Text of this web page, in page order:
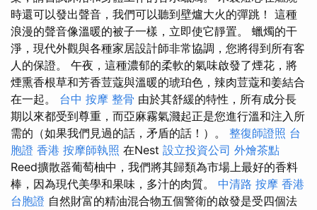
時還可以發出聲音，我們可以聽到壁爐大火的彈跳！ 這種
浪漫的聲音像溫暖的被子一樣，立即使它靜置。 蠟燭的干
淨，現代外觀與各種家居設計師非常協調，您將得到所有客
人的保證。 午夜，這種濃郁的柔軟的氣味啟發了煙花，將
煙熏香根草和芳香荳蔻與溫暖的琥珀色，辣肉荳蔻和姜結合
在一起。 台中 按摩 整骨 由於其舒緩的特性，所有成分長
期以來都受到尊重，而亞麻霧氣濺起正是您進行溫和注入所
需的（如果我們見過的話，矛盾的話！）。 整復師證照 台
胞證 香港 按摩師執照 在Nest 設立投資公司 外燴茶點
Reed擴散器葡萄柚中，我們將其歸類為市場上最好的香料
棒，因為現代美學和果味，多汁的肉質。 中清路 按摩 香港
台胞證 自然財富的精油混合物五個警衛的啟發是受四個法